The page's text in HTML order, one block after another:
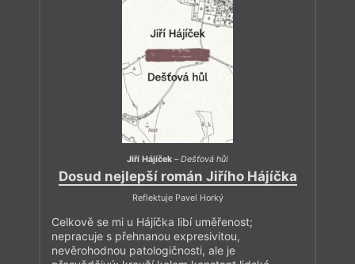
Jiří Hájíček –Dešťová hůl
Dosud nejlepší román Jiřího Hájíčka
Reflektuje Pavel Horký
Celkově se mi u Hájíčka libí uměřenost;
nepracuje s přehnanou expresivitou,
nevěrohodnou patologičnosti, ale je